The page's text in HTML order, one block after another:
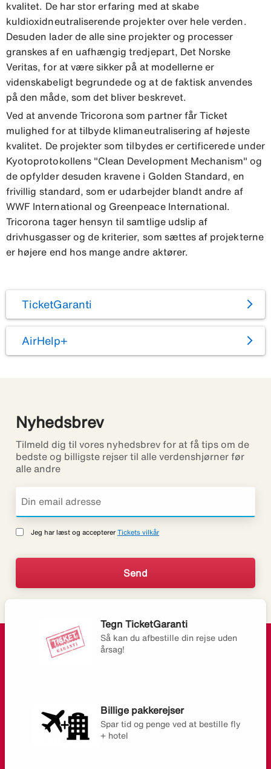
kvalitet. De har stor erfaring med at skabe
kuldioxidneutraliserende projekter over hele verden.
Desuden lader de alle sine projekter og processer
granskes af en uafhængig tredjepart, Det Norske
Veritas, for at være sikker på at modellerne er
videnskabeligt begrundede og at de faktisk anvendes
på den måde, som det bliver beskrevet.
Ved at anvende Tricorona som partner får Ticket
mulighed for at tilbyde klimaneutralisering af højeste
kvalitet. De projekter som tilbydes er certificerede under
Kyotoprotokollens "Clean Development Mechanism" og
de opfylder desuden kravene i Golden Standard, en
frivillig standard, som er udarbejder blandt andre af
WWF International og Greenpeace International.
Tricorona tager hensyn til samtlige udslip af
drivhusgasser og de kriterier, som sættes af projekterne
er højere end hos mange andre aktører.
TicketGaranti
AirHelp+
Nyhedsbrev
Tilmeld dig til vores nyhedsbrev for at få tips om de
bedste og billigste rejser til alle verdenshjørner før
alle andre
Jeg har læst og accepterer Tickets vilkår
Tegn TicketGaranti
Så kan du afbestille din rejse uden
årsag!
Billige pakkerejser
Spar tid og penge ved at bestille fly
+ hotel